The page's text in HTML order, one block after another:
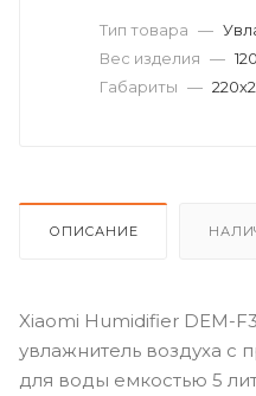
Тип товара —
Вес изделия —
Габариты —
ОПИСАНИЕ
Xiaomi Humidifier DEM-
увлажнитель воздуха с
для воды емкостью 5